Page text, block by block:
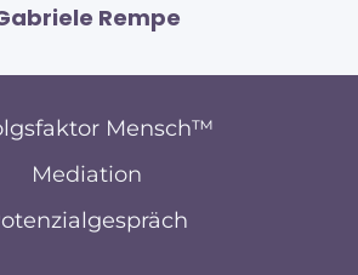
Rempe
Mensch™
Mediation